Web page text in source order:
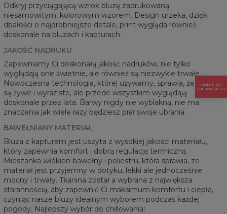
Odkryj przyciągającą wzrok bluzę zadrukowaną
niesamowitym, kolorowym wzorem. Design urzeka, dzięki
dbałości o najdrobniejsze detale, print wygląda również
doskonale na bluzach i kapturach.
JAKOŚĆ NADRUKU
Zapewniamy Ci doskonałą jakość nadruków, nie tylko
wyglądają one świetnie, ale również są niezwykle trwałe.
Nowoczesna technologia, której używamy, sprawia, że kolory
są żywe i wyraziste, ale przede wszystkim wyglądają
doskonale przez lata. Barwy nigdy nie wyblakną, nie ma
znaczenia jak wiele razy będziesz prał swoje ubrania.
BAWEŁNIANY MATERIAŁ
Bluza z kapturem jest uszyta z wysokiej jakości materiału,
który zapewnia komfort i dobrą regulację termiczną.
Mieszanka włókien bawełny i poliestru, która sprawia, ze
materiał jest przyjemny w dotyku, lekki ale jednocześnie
mocny i trwały. Tkanina został a wybrana z największa
starannością, aby zapewnić Ci maksimum komfortu i ciepła,
czyniąc nasze bluzy idealnym wyborem podczas każdej
pogody. Najlepszy wybór do chillowania!
ODBIERZ
15% RABATU